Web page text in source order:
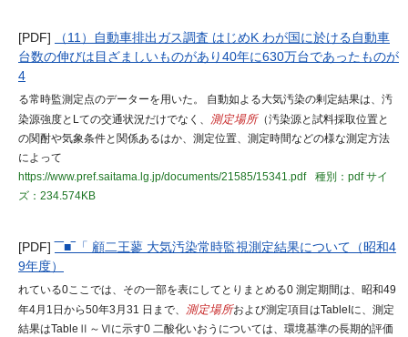
[PDF]
（11）自動車排出ガス調査 はじめK わが国に於ける自動車
台数の伸びは目ざましいものがあり40年に630万台であったものが
4
る常時監測定点のデーターを用いた。 自動如よる大気汚染の剰定結果は、汚
染源強度とLての交通状況だけでなく、 測定場所（汚染源と試料採取位置と
の関酎や気象条件と関係あるはか、測定位置、測定時間などの様な測定方法
によって
https://www.pref.saitama.lg.jp/documents/21585/15341.pdf
種別：pdfサイ
ズ：234.574KB
[PDF]‾‾■‾「 顧二王蓼 大気汚染常時監視測定結果について（昭和4
9年度）
れている0ここでは、その一部を表にしてとりまとめる0 測定期間は、昭和49
年4月1日から50年3月31 日まで、 測定場所および測定項目はTableIに、測定
結果はTableⅡ～Ⅵに示す0 二酸化いおうについては、環境基準の長期的評価